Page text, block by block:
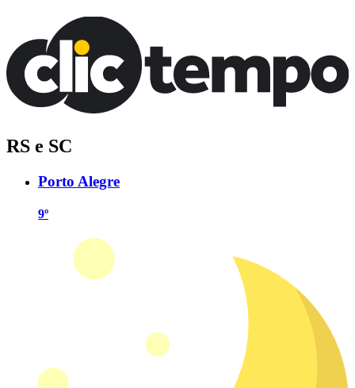
RS e SC
Porto Alegre
9º